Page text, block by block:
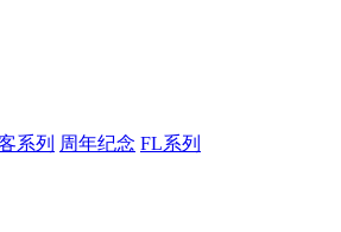
系列 周年纪念 FL系列